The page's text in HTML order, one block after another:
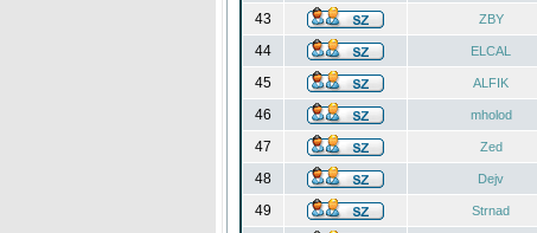
43
ZBY
44
ELCAL
45
ALFIK
46
mholod
47
Zed
48
Dejv
49
Strnad